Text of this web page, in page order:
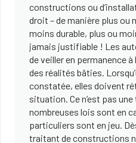
constructions ou
droit – de manière plus ou
moins durable, plus ou
jamais justifiable ! Les
de veiller en permanence
des réalités bâties.
constatée, elles doivent
situation. Ce n’est pas
nombreuses lois sont en
particuliers sont en jeu.
traitant de constructions